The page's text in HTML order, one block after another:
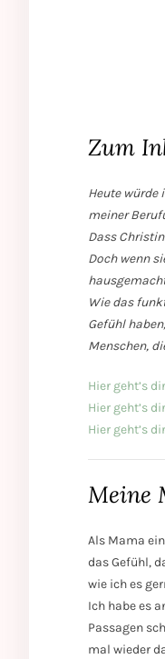
Zum
Heute würde
meiner
Dass
Doch wenn
Wie das
Gefühl
Menschen,
Hier geht’s
Hier geht’s
Hier geht’s
Meine
Als Mama
das Gefühl,
wie ich es
Ich habe es
Passagen
mal wieder